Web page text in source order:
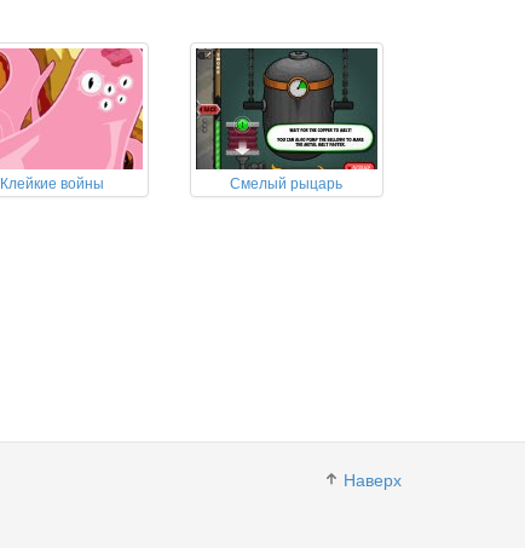
Клейкие войны Смелый рыцарь
Наверх